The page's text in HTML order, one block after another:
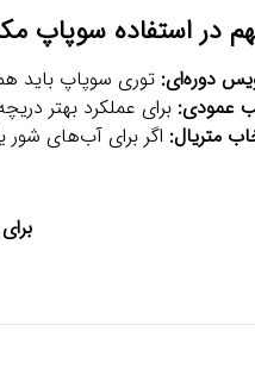
در استفاده سوپاپ
دوره‌ای: توری سوپاپ باید
عمودی: برای عملکرد بهتر
متریال: اگر برای آب‌های شور